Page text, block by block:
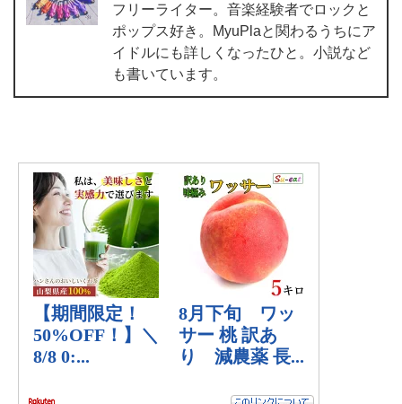
フリーライター。音楽経験者でロックと
ポップス好き。MyuPlaと関わるうちにア
イドルにも詳しくなったひと。小説など
も書いています。